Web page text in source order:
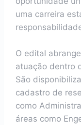
uma carreira
O edital
atuação dentro
São
cadastro de
como
áreas como